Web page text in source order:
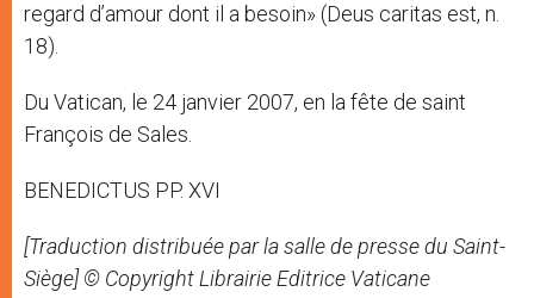
regard d’amour dont il a besoin» (Deus caritas est, n.
18).
Du Vatican, le 24 janvier 2007, en la fête de saint
François de Sales.
BENEDICTUS PP. XVI
[Traduction distribuée par la salle de presse du Saint-
Siège] © Copyright Librairie Editrice Vaticane